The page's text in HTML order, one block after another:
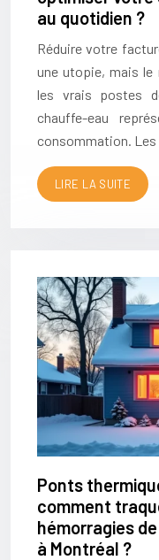
au quotidien ?
Réduire votre
une utopie, mais le
les vrais postes
chauffe-eau
consommation.
LIRE LA SUITE
Ponts
comment
hémorragies
à Montréal ?